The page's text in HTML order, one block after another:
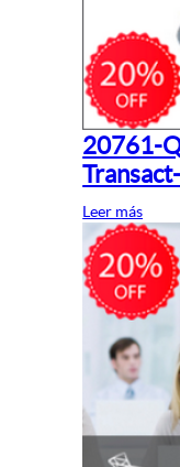
20761-
Leer más